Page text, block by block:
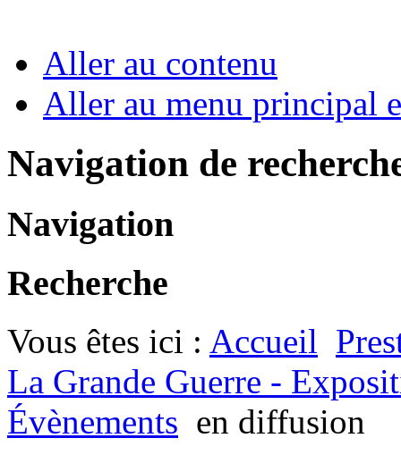
Aller au contenu
Aller au menu principal
Navigation de
Navigation
Recherche
Vous êtes ici : Accueil
La Grande Guerre -
Évènements en diffusion